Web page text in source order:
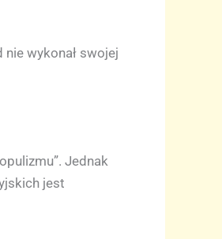
wykonał swojej
Jednak
jest